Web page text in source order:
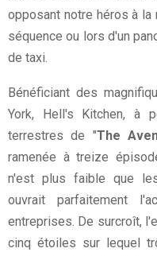
opposant notre héros à
séquence ou lors d'un
de taxi.
Bénéficiant des
York, Hell's Kitchen, à
terrestres de "The
ramenée à treize
n'est plus faible que
ouvrait parfaitement
entreprises. De surcroît,
cinq étoiles sur lequel